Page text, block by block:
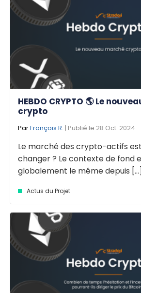
HEBDO CRYPTO 🌎 Le
crypto
ParFrançois R. | Publié le 28 Oct. 2024
Le marché des crypto-actifs
changer ? Le contexte de fond
globalement le même depuis [...]
Actus du Projet